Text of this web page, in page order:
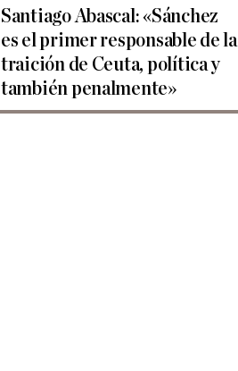
Santiago Abascal: «Sánchez
es el primer responsable de la
traición de Ceuta, política y
también penalmente»